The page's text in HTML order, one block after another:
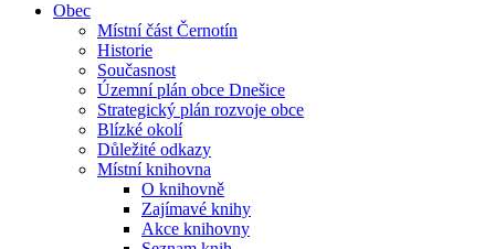
Obec
Místní část Černotín
Historie
Současnost
Územní plán obce Dnešice
Strategický plán rozvoje obce
Blízké okolí
Důležité odkazy
Místní knihovna
O knihovně
Zajímavé knihy
Akce knihovny